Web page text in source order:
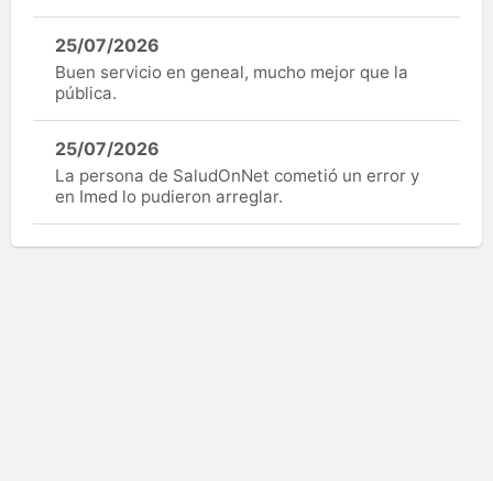
25/07/2026
Buen servicio en geneal, mucho mejor que la
pública.
25/07/2026
La persona de SaludOnNet cometió un error y
en Imed lo pudieron arreglar.